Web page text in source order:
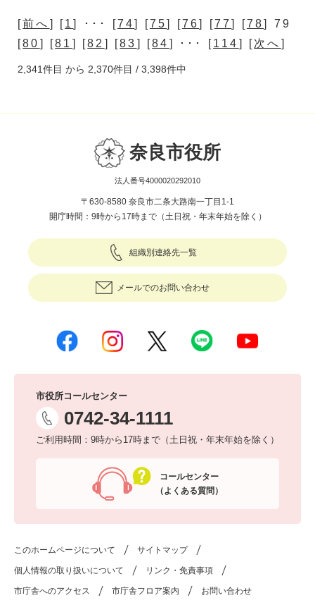
[前へ ] [1] ･･･ [74] [75] [76] [77] [78] 79
[80 ] [81 ] [82 ] [83 ] [84 ] ･･･ [114 ] [次へ ]
2,341件目 から 2,370件目 / 3,398件中
奈良市役所
法人番号4000020292010
〒630-8580 奈良市二条大路南一丁目1-1
開庁時間：9時から17時まで（土日祝・年末年始を除く）
組織別連絡先一覧
メールでのお問い合わせ
市役所コールセンター
0742-34-1111
ご利用時間：9時から17時まで（土日祝・年末年始を除く）
コールセンター
（よくある質問）
このホームページについて サイトマップ
個人情報の取り扱いについて リンク・免責事項
市庁舎へのアクセス 市庁舎フロア案内 お問い合わせ